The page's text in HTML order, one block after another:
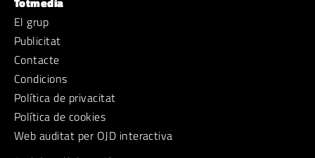
El grup
Publicitat
Contacte
Condicions
Política de privacitat
Política de cookies
Web auditat per OJD interactiva